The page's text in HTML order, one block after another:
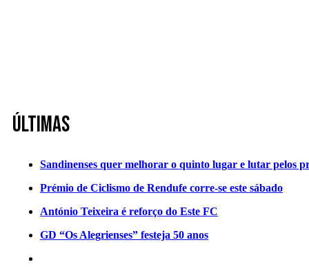
Últimas
Sandinenses quer melhorar o quinto lugar e lutar pelos
Prémio de Ciclismo de Rendufe corre-se este sábado
António Teixeira é reforço do Este FC
GD “Os Alegrienses” festeja 50 anos